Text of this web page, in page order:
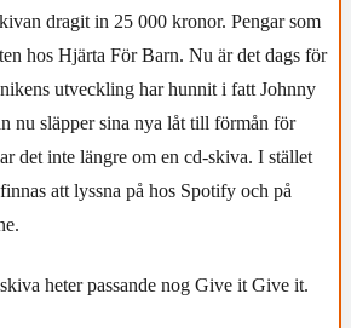
dragit in 25 000 kronor. Pengar som
hos Hjärta För Barn. Nu är det dags för
utveckling har hunnit i fatt Johnny
nu släpper sina nya låt till förmån för
det inte längre om en cd-skiva. I stället
att lyssna på hos Spotify och på
heter passande nog Give it Give it.